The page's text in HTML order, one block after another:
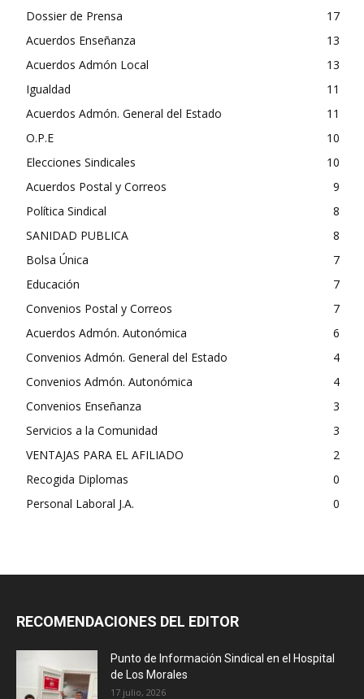
Dossier de Prensa
17
Acuerdos Enseñanza
13
Acuerdos Admón Local
13
Igualdad
11
Acuerdos Admón. General del Estado
11
O.P.E
10
Elecciones Sindicales
10
Acuerdos Postal y Correos
9
Política Sindical
8
SANIDAD PUBLICA
8
Bolsa Única
7
Educación
7
Convenios Postal y Correos
7
Acuerdos Admón. Autonómica
6
Convenios Admón. General del Estado
4
Convenios Admón. Autonómica
4
Convenios Enseñanza
3
Servicios a la Comunidad
3
VENTAJAS PARA EL AFILIADO
2
Recogida Diplomas
0
Personal Laboral J.A.
0
RECOMENDACIONES DEL EDITOR
Punto de Información Sindical en el Hospital
de Los Morales
17 julio, 2026